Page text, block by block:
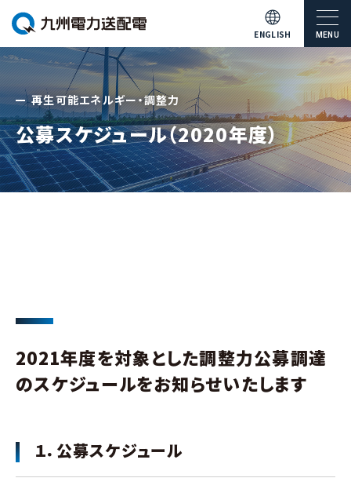
ENGLISH MENU
再生可能エネルギー・調整力
公募スケジュール（2020年度）
2021年度を対象とした調整力公募調達
のスケジュールをお知らせいたします
１．公募スケジュール